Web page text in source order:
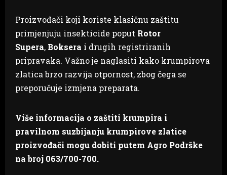
Proizvođači koji koriste klasičnu zaštitu
primjenjuju insekticide poput Rotor
Supera, Boksera i drugih registriranih
pripravaka. Važno je naglasiti kako krumpirova
zlatica brzo razvija otpornost, zbog čega se
preporučuje izmjena preparata.
Više informacija o zaštiti krumpira i
pravilnom suzbijanju krumpirove zlatice
proizvođači mogu dobiti putem Agro Podrške
na broj 063/700-700.